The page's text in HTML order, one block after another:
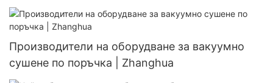
топлообменник за персонализируем
топлообменник
Производители на оборудване за вакуумно
сушене по поръчка | Zhanghua